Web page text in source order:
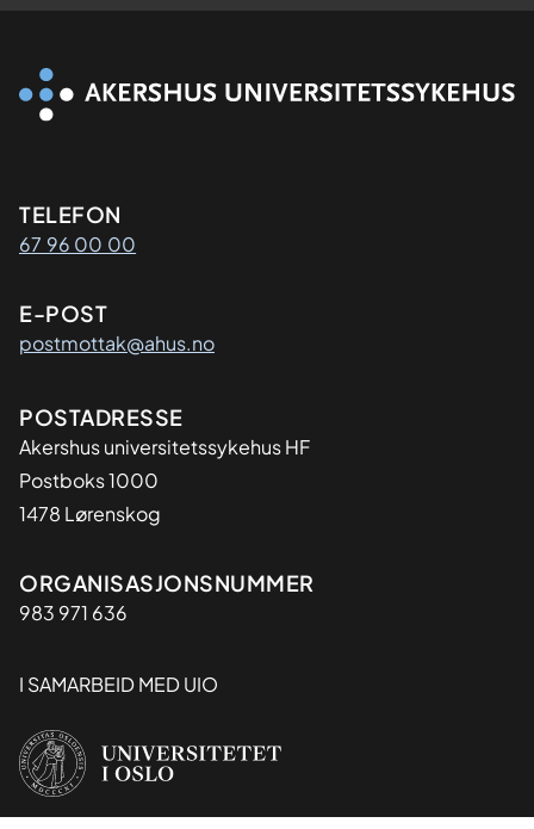
Kontaktinformasjon
TELEFON
67 96 00 00
E-POST
postmottak@ahus.no
Adresse
POSTADRESSE
Akershus universitetssykehus HF
Postboks 1000
1478 Lørenskog
Organisasjon
ORGANISASJONSNUMMER
983 971 636
I SAMARBEID MED UIO